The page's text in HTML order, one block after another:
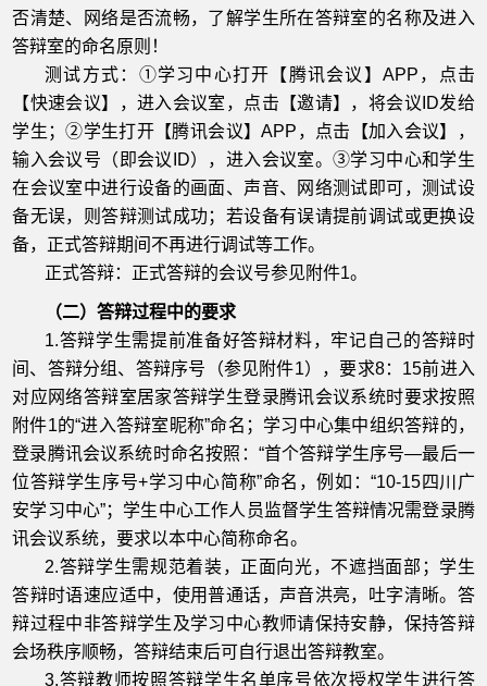
否清楚、网络是否流畅，了解学生所在答辩室的名称及进入
答辩室的命名原则！
测试方式：①学习中心打开【腾讯会议】APP，点击
【快速会议】，进入会议室，点击【邀请】，将会议ID发给
学生；②学生打开【腾讯会议】APP，点击【加入会议】，
输入会议号（即会议ID），进入会议室。③学习中心和学生
在会议室中进行设备的画面、声音、网络测试即可，测试设
备无误，则答辩测试成功；若设备有误请提前调试或更换设
备，正式答辩期间不再进行调试等工作。
正式答辩：正式答辩的会议号参见附件1。
（二）答辩过程中的要求
1.答辩学生需提前准备好答辩材料，牢记自己的答辩时
间、答辩分组、答辩序号（参见附件1），要求8：15前进入
对应网络答辩室居家答辩学生登录腾讯会议系统时要求按照
附件1的“进入答辩室昵称”命名；学习中心集中组织答辩的，
登录腾讯会议系统时命名按照：“首个答辩学生序号—最后一
位答辩学生序号+学习中心简称”命名，例如：“10-15四川广
安学习中心”；学生中心工作人员监督学生答辩情况需登录腾
讯会议系统，要求以本中心简称命名。
2.答辩学生需规范着装，正面向光，不遮挡面部；学生
答辩时语速应适中，使用普通话，声音洪亮，吐字清晰。答
辩过程中非答辩学生及学习中心教师请保持安静，保持答辩
会场秩序顺畅，答辩结束后可自行退出答辩教室。
3.答辩教师按照答辩学生名单序号依次授权学生进行答